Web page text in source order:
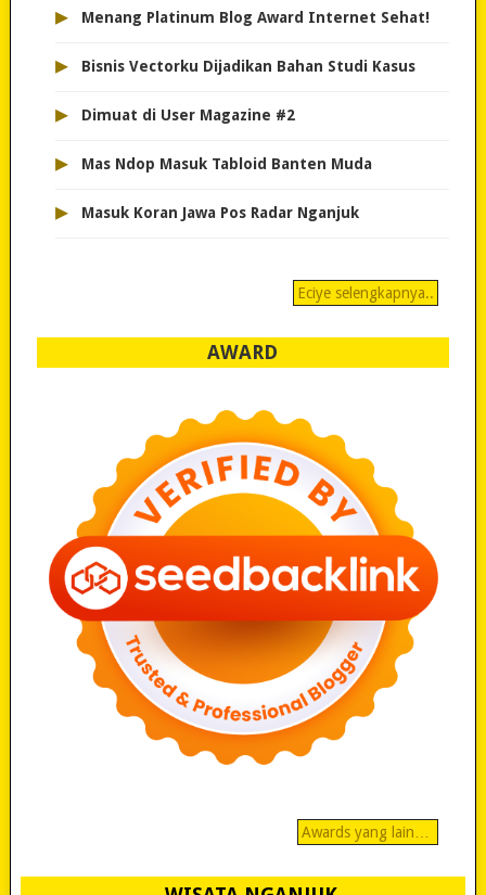
▸ Menang Platinum Blog Award Internet Sehat!
▸ Bisnis Vectorku Dijadikan Bahan Studi Kasus
▸ Dimuat di User Magazine #2
▸ Mas Ndop Masuk Tabloid Banten Muda
▸ Masuk Koran Jawa Pos Radar Nganjuk
Eciye selengkapnya..
AWARD
Awards yang lain…